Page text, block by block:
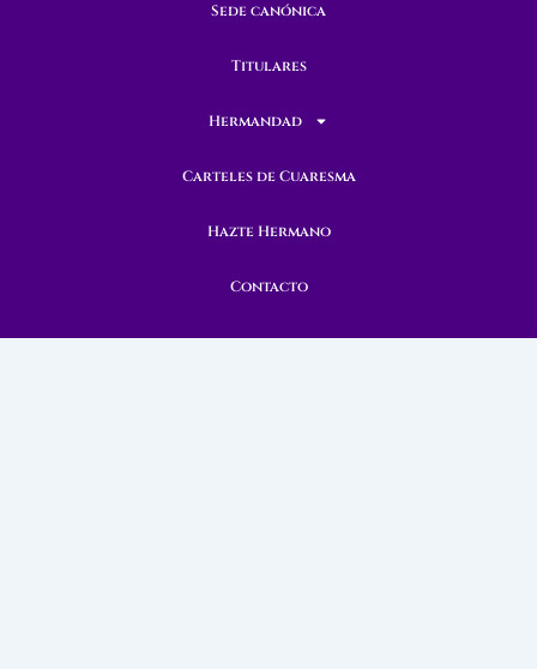
Sede canónica
Titulares
Hermandad
Carteles de Cuaresma
Hazte Hermano
Contacto